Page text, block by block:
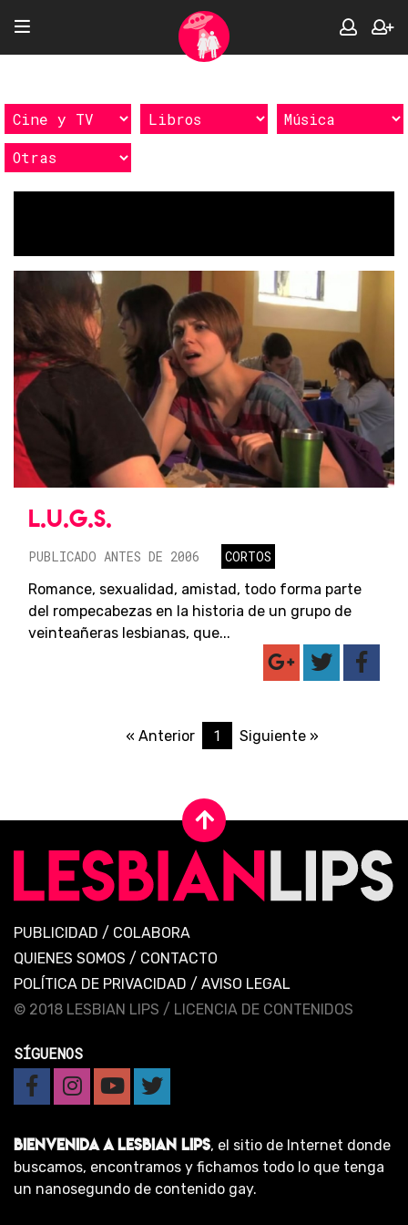
L.U.G.S.
PUBLICADO ANTES DE 2006
CORTOS
Romance, sexualidad, amistad, todo forma parte
del rompecabezas en la historia de un grupo de
veinteañeras lesbianas, que...
« Anterior 1 Siguiente »
PUBLICIDAD / COLABORA
QUIENES SOMOS / CONTACTO
POLÍTICA DE PRIVACIDAD / AVISO LEGAL
© 2018 LESBIAN LIPS / LICENCIA DE CONTENIDOS
SÍGUENOS
BIENVENIDA A LESBIAN LIPS, el sitio de Internet donde
buscamos, encontramos y fichamos todo lo que tenga
un nanosegundo de contenido gay.